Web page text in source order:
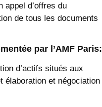
appel d’offres du
de tous les documents
par l’AMF Paris:
d’actifs situés aux
élaboration et négociation